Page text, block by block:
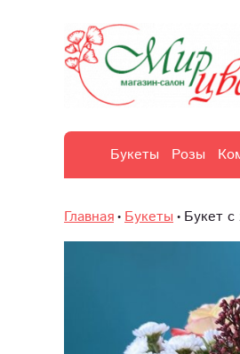
Букеты Розы
Главная Букеты Букет с